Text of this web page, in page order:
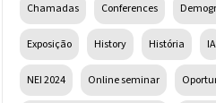
Chamadas Conferences
Exposição History História IA
NEI 2024 Online seminar